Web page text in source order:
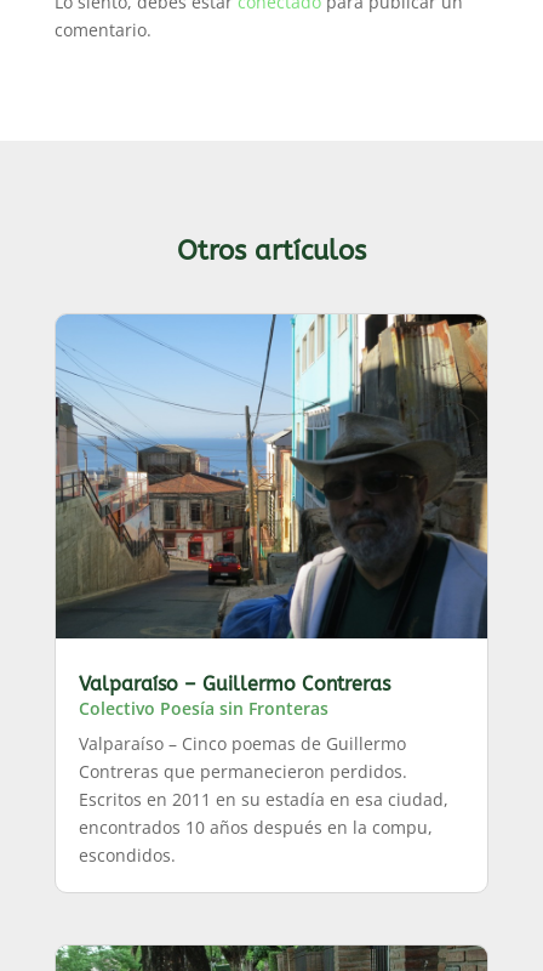
comentario.
Otros artículos
Valparaíso – Guillermo Contreras
Colectivo Poesía sin Fronteras
Valparaíso – Cinco poemas de Guillermo
Contreras que permanecieron perdidos.
Escritos en 2011 en su estadía en esa ciudad,
encontrados 10 años después en la compu,
escondidos.